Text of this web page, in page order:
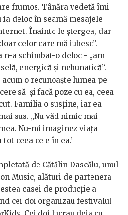
frumos. Tânăra vedetă îmi
ia deloc în seamă mesajele
Înainte le ștergea, dar
celor care mă iubesc”.
n-a schimbat-o deloc - „am
energică și nebunatică”.
o recunoaște lumea pe
să-și facă poze cu ea, ceea
Familia o susține, iar ea
sus. „Nu văd nimic mai
Nu-mi imaginez viața
ceea ce e în ea.”
de Cătălin Dascălu, unul
Music, alături de partenera
casei de producție a
cei doi organizau festivalul